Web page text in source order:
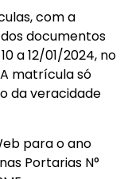
com a
documentos
a 12/01/2024, no
matrícula só
da veracidade
para o ano
Portarias N°